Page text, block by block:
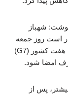
شهباز
است روز جمعه
در ژنو، سوئیس، پس از پایان اجلاس سالانه گروه هفت کشور (G7)
امضا شود.
پس از